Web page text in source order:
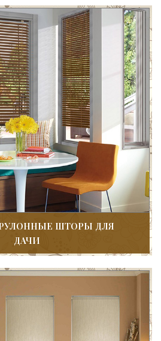
ШТОРЫ ДЛЯ
ДАЧИ